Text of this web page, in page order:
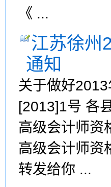
《 ...
江苏徐州
通知
关于做好
[2013]1号 各
高级会计师资
高级会计师资
转发给你 ...